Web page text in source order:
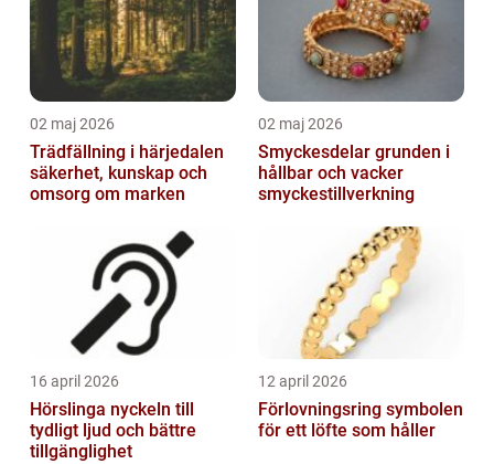
02 maj 2026
Trädfällning i härjedalen
säkerhet, kunskap och
omsorg om marken
02 maj 2026
Smyckesdelar grunden i
hållbar och vacker
smyckestillverkning
16 april 2026
Hörslinga nyckeln till
tydligt ljud och bättre
tillgänglighet
12 april 2026
Förlovningsring symbolen
för ett löfte som håller